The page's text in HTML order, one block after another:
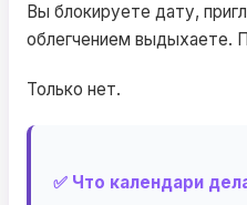
Вы блокируете дату,
облегчением выдыхаете.
Только нет.
✅ Что календари